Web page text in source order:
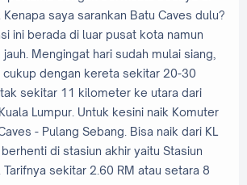
Kenapa saya sarankan Batu Caves dulu?
ini berada di luar pusat kota namun
Mengingat hari sudah mulai siang,
cukup dengan kereta sekitar 20-30
sekitar 11 kilometer ke utara dari
Lumpur. Untuk kesini naik Komuter
- Pulang Sebang. Bisa naik dari KL
di stasiun akhir yaitu Stasiun
Tarifnya sekitar 2.60 RM atau setara 8